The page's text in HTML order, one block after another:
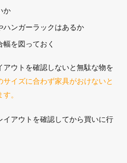
か
ハンガーラックはあるか
を図っておく
アウトを確認しないと無駄な物を
サイズに合わず家具がおけないと
。
アウトを確認してから買いに行